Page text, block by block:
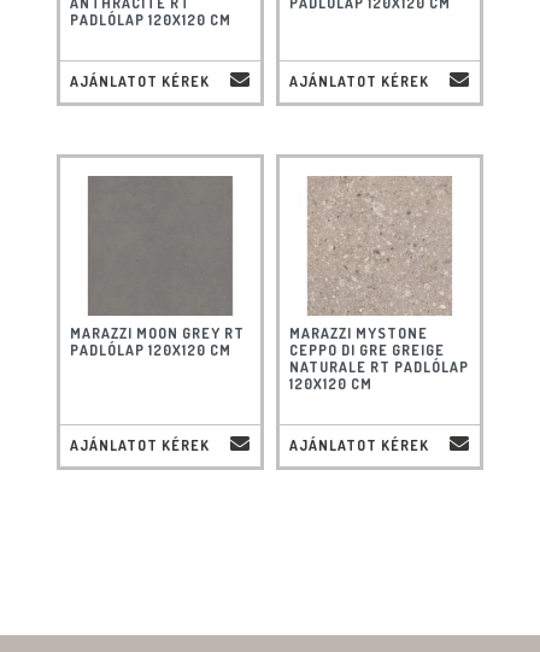
PADLÓLAP 120X120 CM
AJÁNLATOT KÉREK AJÁNLATOT KÉREK
MARAZZI MOON GREY RT
PADLÓLAP 120X120 CM
AJÁNLATOT KÉREK
MARAZZI MYSTONE
CEPPO DI GRE GREIGE
NATURALE RT PADLÓLAP
120X120 CM
AJÁNLATOT KÉREK